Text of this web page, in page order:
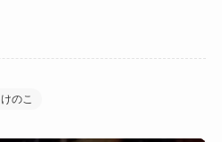
のこ